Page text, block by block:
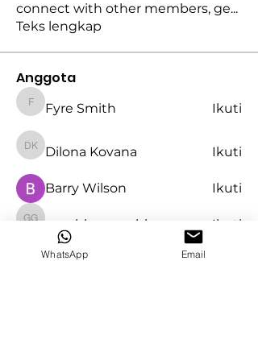
connect with other members, ge...
Teks lengkap
Anggota
Fyre Smith
Fyre Smith Ikuti
Dilona Kovana
Dilona Kovana Ikuti
Barry Wilson Ikuti
gamblex gamblex
gamblex gamblex Ikuti
Lisa John
WhatsApp Email